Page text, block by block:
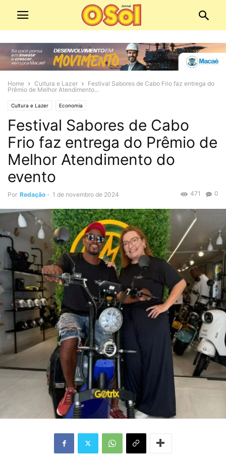
Home Cultura e Lazer
Festival Sabores de Cabo Frio faz entrega do
Prêmio de Melhor Atendimento...
Cultura e Lazer Economia
Festival Sabores de Cabo
Frio faz entrega do Prêmio de
Melhor Atendimento do
evento
Por Redação - 1 de novembro de 2024 0
471